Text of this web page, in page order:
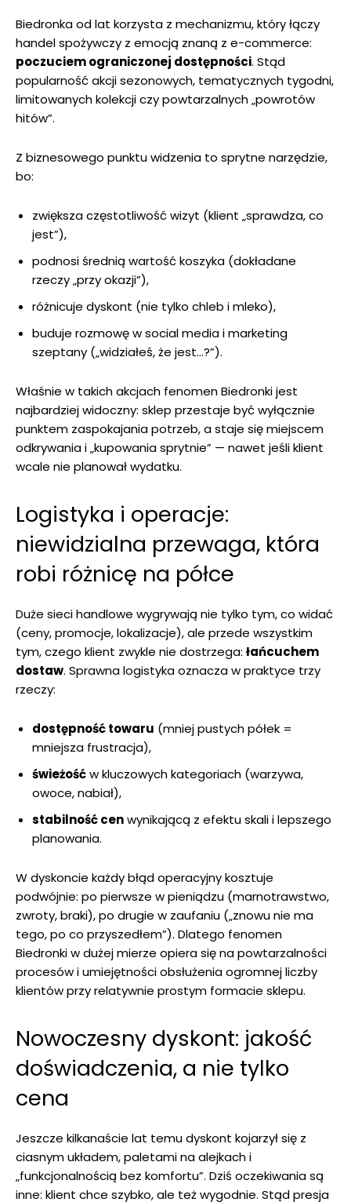
Biedronka od lat korzysta z mechanizmu, który łączy
handel spożywczy z emocją znaną z e-commerce:
poczuciem ograniczonej dostępności. Stąd
popularność akcji sezonowych, tematycznych tygodni,
limitowanych kolekcji czy powtarzalnych „powrotów
hitów”.
Z biznesowego punktu widzenia to sprytne narzędzie,
bo:
zwiększa częstotliwość wizyt (klient „sprawdza, co
jest”),
podnosi średnią wartość koszyka (dokładane
rzeczy „przy okazji”),
różnicuje dyskont (nie tylko chleb i mleko),
buduje rozmowę w social media i marketing
szeptany („widziałeś, że jest…?”).
Właśnie w takich akcjach fenomen Biedronki jest
najbardziej widoczny: sklep przestaje być wyłącznie
punktem zaspokajania potrzeb, a staje się miejscem
odkrywania i „kupowania sprytnie” — nawet jeśli klient
wcale nie planował wydatku.
Logistyka i operacje:
niewidzialna przewaga, która
robi różnicę na półce
Duże sieci handlowe wygrywają nie tylko tym, co widać
(ceny, promocje, lokalizacje), ale przede wszystkim
tym, czego klient zwykle nie dostrzega: łańcuchem
dostaw. Sprawna logistyka oznacza w praktyce trzy
rzeczy:
dostępność towaru (mniej pustych półek =
mniejsza frustracja),
świeżośćw kluczowych kategoriach (warzywa,
owoce, nabiał),
stabilność cenwynikającą z efektu skali i lepszego
planowania.
W dyskoncie każdy błąd operacyjny kosztuje
podwójnie: po pierwsze w pieniądzu (marnotrawstwo,
zwroty, braki), po drugie w zaufaniu („znowu nie ma
tego, po co przyszedłem”). Dlatego fenomen
Biedronki w dużej mierze opiera się na powtarzalności
procesów i umiejętności obsłużenia ogromnej liczby
klientów przy relatywnie prostym formacie sklepu.
Nowoczesny dyskont: jakość
doświadczenia, a nie tylko
cena
Jeszcze kilkanaście lat temu dyskont kojarzył się z
ciasnym układem, paletami na alejkach i
„funkcjonalnością bez komfortu”. Dziś oczekiwania są
inne: klient chce szybko, ale też wygodnie. Stąd presja